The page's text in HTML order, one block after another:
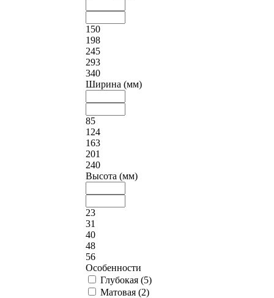
150
198
245
293
340
Ширина (мм)
85
124
163
201
240
Высота (мм)
23
31
40
48
56
Особенности
Глубокая (5)
Матовая (2)